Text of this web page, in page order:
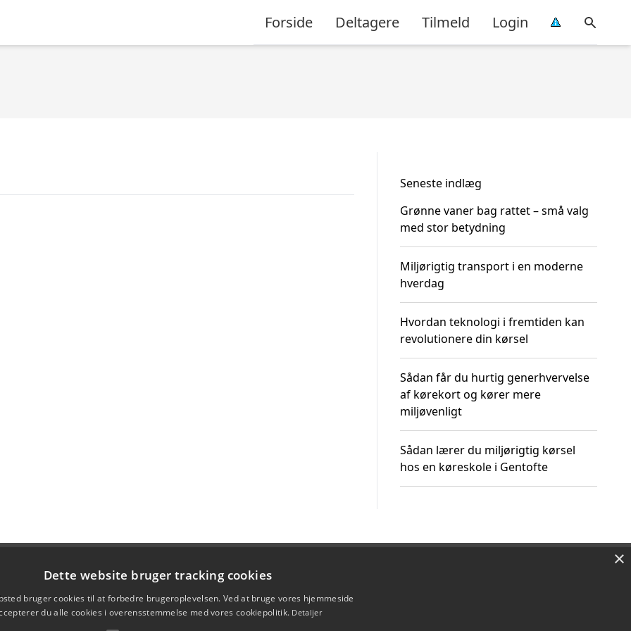
Forside Deltagere Tilmeld Login
Seneste indlæg
Grønne vaner bag rattet – små valg
med stor betydning
Miljørigtig transport i en moderne
hverdag
Hvordan teknologi i fremtiden kan
revolutionere din kørsel
Sådan får du hurtig generhvervelse
af kørekort og kører mere
miljøvenligt
Sådan lærer du miljørigtig kørsel
hos en køreskole i Gentofte
×
Dette website bruger tracking cookies
bruger cookies til at forbedre brugeroplevelsen. Ved at bruge vores hjemmeside
du alle cookies i overensstemmelse med vores cookiepolitik. Detaljer